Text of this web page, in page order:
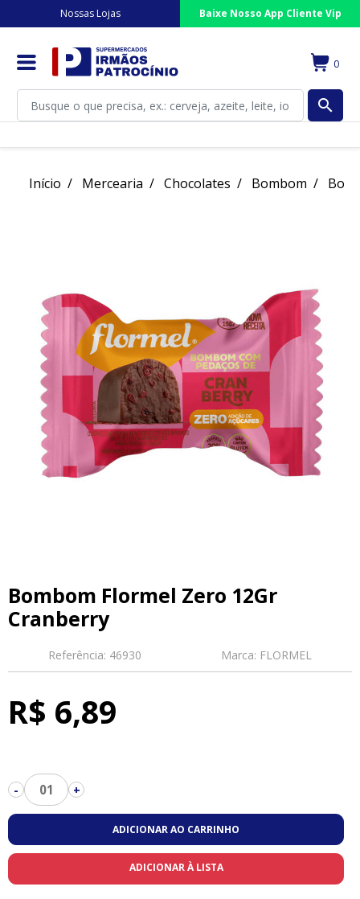
Nossas Lojas Baixe Nosso App Cliente Vip
0
search
Início Mercearia Chocolates Bombom
Bombom Flormel Zero 12Gr
Cranberry
Referência: 46930 Marca: FLORMEL
R$ 6,89
- 01 +
ADICIONAR AO CARRINHO
ADICIONAR À LISTA